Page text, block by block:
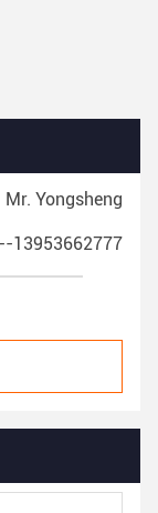
Mr. Yongsheng
13953662777